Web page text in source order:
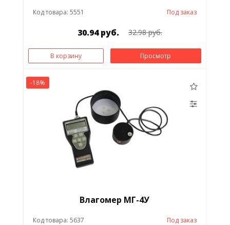
Код товара: 5551 Под заказ
30.94 руб. 32.98 руб.
В корзину Просмотр
-18%
Влагомер МГ-4У
Код товара: 5637 Под заказ